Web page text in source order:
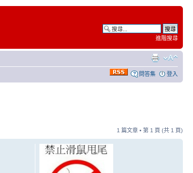
進階搜尋
問答集 登入
1 篇文章 • 第 1 頁 (共 1 頁)